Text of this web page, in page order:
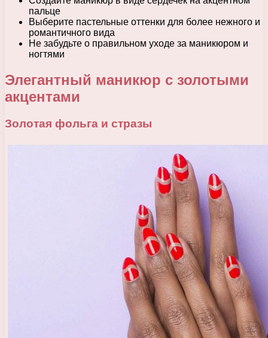
пальце
Выберите пастельные оттенки для более нежного и
романтичного вида
Не забудьте о правильном уходе за маникюром и
ногтями
Элегантный маникюр с золотыми
акцентами
Золотая фольга и стразы